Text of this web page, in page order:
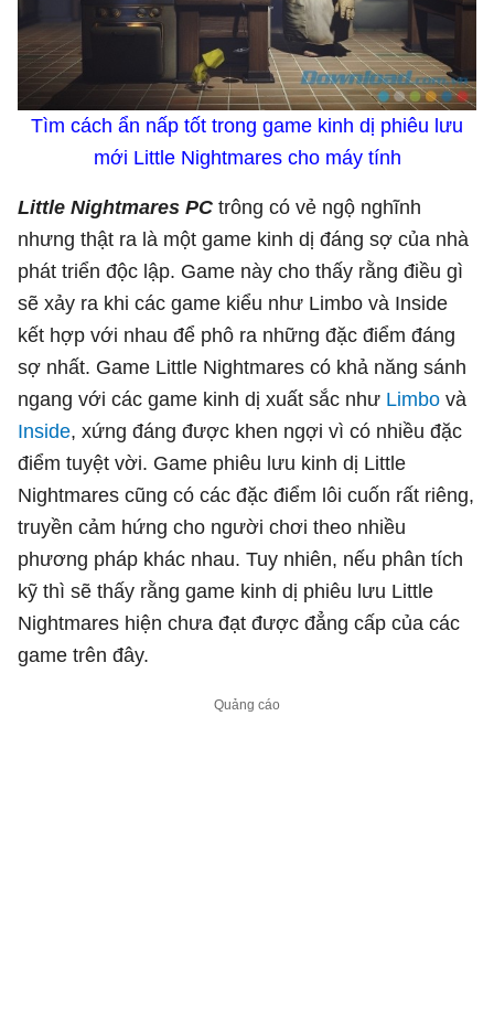
Tìm cách ẩn nấp tốt trong game kinh dị phiêu lưu
mới Little Nightmares cho máy tính
Little Nightmares PC trông có vẻ ngộ nghĩnh
nhưng thật ra là một game kinh dị đáng sợ của nhà
phát triển độc lập. Game này cho thấy rằng điều gì
sẽ xảy ra khi các game kiểu như Limbo và Inside
kết hợp với nhau để phô ra những đặc điểm đáng
sợ nhất. Game Little Nightmares có khả năng sánh
ngang với các game kinh dị xuất sắc như Limbo và
Inside, xứng đáng được khen ngợi vì có nhiều đặc
điểm tuyệt vời. Game phiêu lưu kinh dị Little
Nightmares cũng có các đặc điểm lôi cuốn rất riêng,
truyền cảm hứng cho người chơi theo nhiều
phương pháp khác nhau. Tuy nhiên, nếu phân tích
kỹ thì sẽ thấy rằng game kinh dị phiêu lưu Little
Nightmares hiện chưa đạt được đẳng cấp của các
game trên đây.